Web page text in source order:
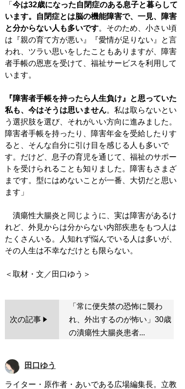
「 今は32歳になった自閉症のある息子と暮らして
います。自閉症とは脳の機能障害で、一見、障害
と分からない人も多いです。そのため、小さい頃
は『親の育て方が悪い』『愛情が足りない』と言
われ、ツラい思いをしたこともありますが、障害
者手帳の恩恵を受けて、福祉サービスを利用して
います。
『障害者手帳を持ったら人生負け』と思っていた
私も、今はそうは思いません。私は取らないとい
う選択肢を選び、それがいい方向に進みました。
障害者手帳を持ったり、障害年金を受給したりす
ると、そんな自分に引け目を感じる人も多いで
す。だけど、息子の育児を通じて、福祉のサポー
トを受けられることも知りました。障害もさまざ
まです。型にはめないことが一番、大切だと思い
ます」
潰瘍性大腸炎と同じように、実は障害があるけ
れど、外見からは分からない内部疾患をもつ人は
たくさんいる。人知れず悩んでいる人は多いが、
その人生は不幸なだけとも限らない。
次の記事
「常に便失禁の恐怖に襲わ
れ、外出するのが怖い」30歳
の潰瘍性大腸炎患者...
田口ゆう
ライター・原作者・あいである広場編集長。立教